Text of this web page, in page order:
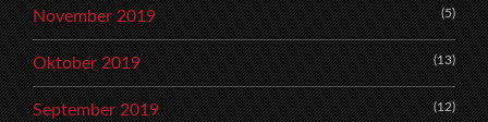
November 2019 (5)
Oktober 2019 (13)
September 2019 (12)